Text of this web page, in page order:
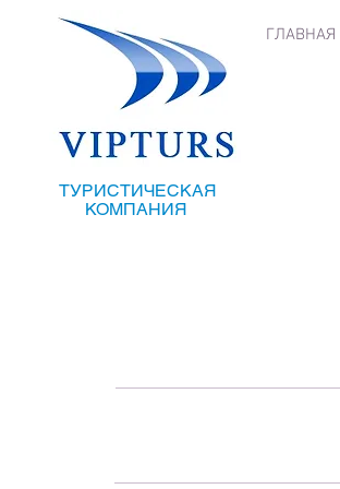
ТУРИСТИЧЕСКАЯ
КОМПАНИЯ
ГЛАВНАЯ